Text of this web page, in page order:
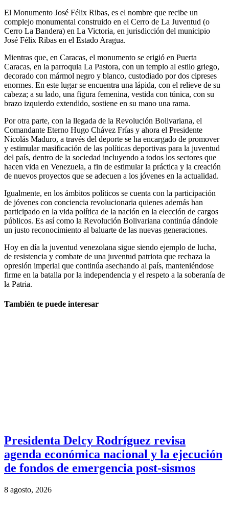
El Monumento José Félix Ribas, es el nombre que recibe un
complejo monumental construido en el Cerro de La Juventud (o
Cerro La Bandera) en La Victoria, en jurisdicción del municipio
José Félix Ribas en el Estado Aragua.
Mientras que, en Caracas, el monumento se erigió en Puerta
Caracas, en la parroquia La Pastora, con un templo al estilo griego,
decorado con mármol negro y blanco, custodiado por dos cipreses
enormes. En este lugar se encuentra una lápida, con el relieve de su
cabeza; a su lado, una figura femenina, vestida con túnica, con su
brazo izquierdo extendido, sostiene en su mano una rama.
Por otra parte, con la llegada de la Revolución Bolivariana, el
Comandante Eterno Hugo Chávez Frías y ahora el Presidente
Nicolás Maduro, a través del deporte se ha encargado de promover
y estimular masificación de las políticas deportivas para la juventud
del país, dentro de la sociedad incluyendo a todos los sectores que
hacen vida en Venezuela, a fin de estimular la práctica y la creación
de nuevos proyectos que se adecuen a los jóvenes en la actualidad.
Igualmente, en los ámbitos políticos se cuenta con la participación
de jóvenes con conciencia revolucionaria quienes además han
participado en la vida política de la nación en la elección de cargos
públicos. Es así como la Revolución Bolivariana continúa dándole
un justo reconocimiento al baluarte de las nuevas generaciones.
Hoy en día la juventud venezolana sigue siendo ejemplo de lucha,
de resistencia y combate de una juventud patriota que rechaza la
opresión imperial que continúa asechando al país, manteniéndose
firme en la batalla por la independencia y el respeto a la soberanía de
la Patria.
También te puede interesar
Presidenta Delcy Rodríguez revisa
agenda económica nacional y la ejecución
de fondos de emergencia post-sismos
8 agosto, 2026